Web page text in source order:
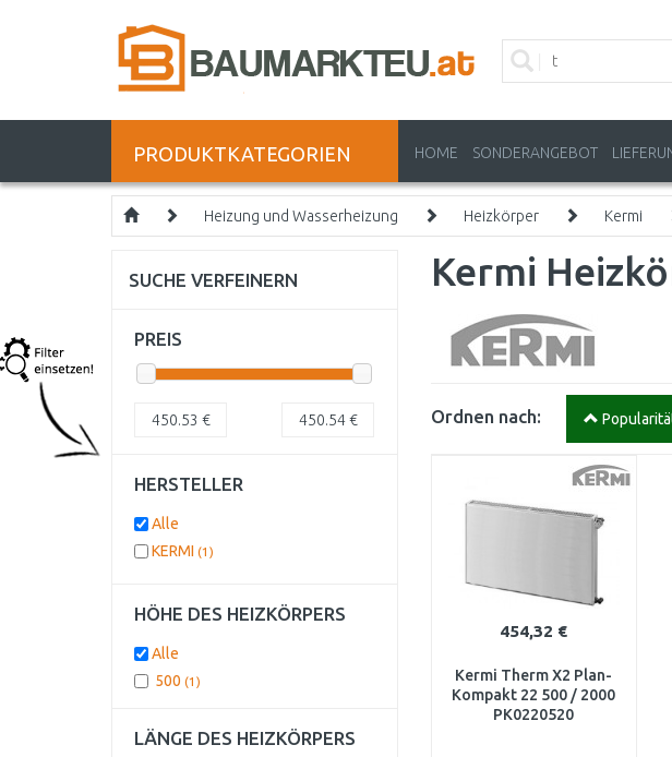
PRODUKTKATEGORIEN HOME SONDERANGEBOT
Heizung und Wasserheizung Heizkörper Kermi
Kermi
Ordnen nach:
454,32 €
Kermi Therm X2 Plan-
Kompakt 22 500 / 2000
PK0220520
SUCHE VERFEINERN
PREIS
450.53 € 450.54€
HERSTELLER
Alle
KERMI (1)
HÖHE DES HEIZKÖRPERS
Alle
500 (1)
LÄNGE DES HEIZKÖRPERS